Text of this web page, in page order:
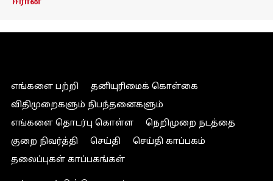
ஈரான்
எங்களை பற்றி
தனியுரிமைக் கொள்கை
விதிமுறைகளும் நிபந்தனைகளும்
எங்களை தொடர்பு கொள்ள
நெறிமுறை நடத்தை
குறை நிவர்த்தி
செய்தி
செய்தி காப்பகம்
தலைப்புகள் காப்பகங்கள்